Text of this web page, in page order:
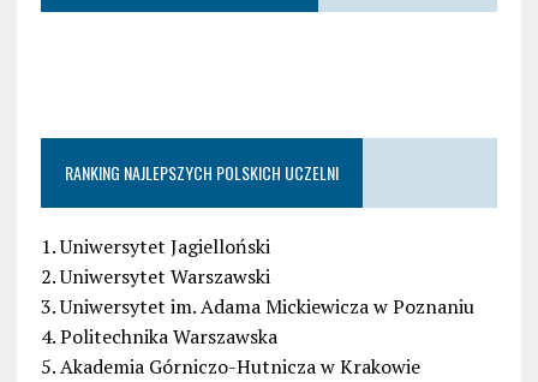
RANKING NAJLEPSZYCH POLSKICH UCZELNI
1. Uniwersytet Jagielloński
2. Uniwersytet Warszawski
3. Uniwersytet im. Adama Mickiewicza w Poznaniu
4. Politechnika Warszawska
5. Akademia Górniczo-Hutnicza w Krakowie